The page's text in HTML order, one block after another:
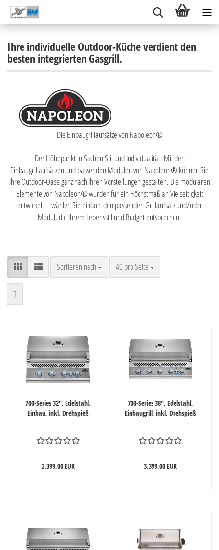
Ihre individuelle Outdoor-Küche verdient den
besten integrierten Gasgrill.
Die Einbaugrillaufsätze von Napoleon®
Der Höhepunkt in Sachen Stil und Individualität: Mit den
Einbaugrillaufsätzen und passenden Modulen von Napoleon® können Sie
Ihre Outdoor-Oase ganz nach Ihren Vorstellungen gestalten. Die modularen
Elemente von Napoleon® wurden für ein Höchstmaß an Vielseitigkeit
entwickelt – wählen Sie einfach den passenden Grillaufsatz und/oder
Modul, die Ihrem Lebensstil und Budget entsprechen.
Sortieren nach
Sortieren nach 40 pro Seite
pro Seite
1
700-Series 32", Edelstahl,
Einbau, inkl. Drehspieß
2.399,00 EUR
700-Series 38", Edelstahl,
Einbaugrill, inkl. Drehspieß
3.399,00 EUR